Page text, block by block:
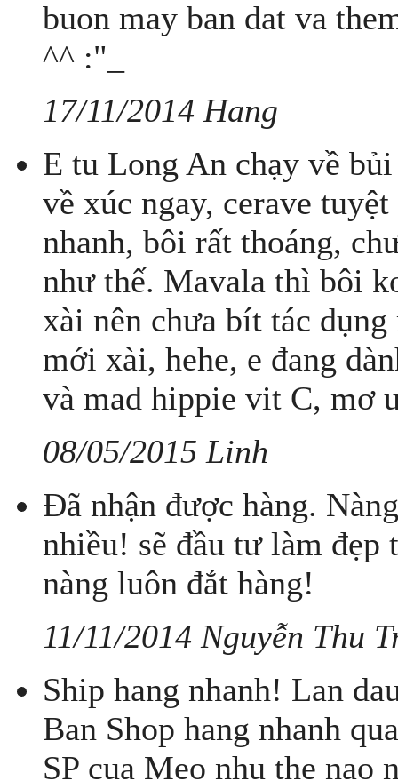
buon may ban dat va
^^ :"_
17/11/2014 Hang
E tu Long An chạy về
về xúc ngay, cerave
nhanh, bôi rất thoáng,
như thế. Mavala thì bôi
xài nên chưa bít tác
mới xài, hehe, e đang
và mad hippie vit C, mơ
08/05/2015 Linh
Đã nhận được hàng.
nhiều! sẽ đầu tư làm đẹp
nàng luôn đắt hàng!
11/11/2014 Nguyễn Thu
Ship hang nhanh! Lan
Ban Shop hang nhanh
SP cua Meo nhu the nao